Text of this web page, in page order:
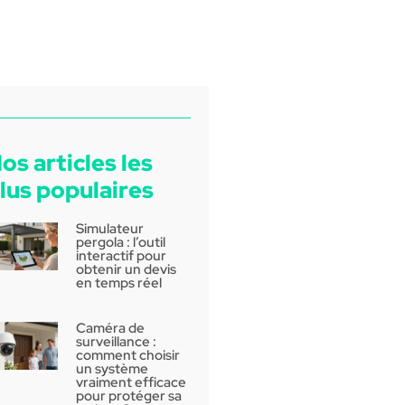
articles les
populaires
Simulateur
pergola : l’outil
interactif pour
obtenir un devis
en temps réel
Caméra de
surveillance :
comment choisir
un système
vraiment efficace
pour protéger sa